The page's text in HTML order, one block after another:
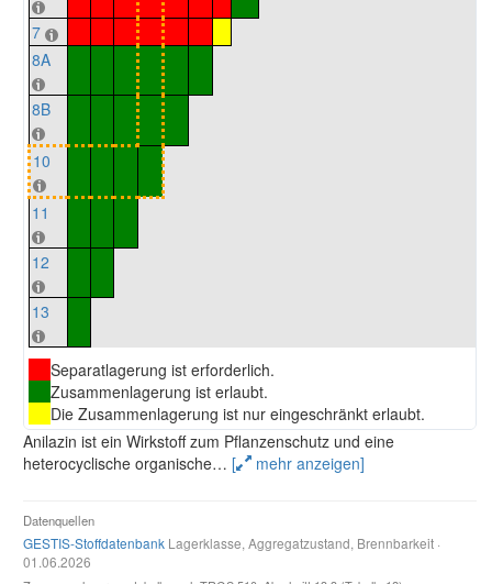
7
8A
8B
10
11
12
13
Separatlagerung ist erforderlich.
Zusammenlagerung ist erlaubt.
Die Zusammenlagerung ist nur eingeschränkt erlaubt.
Anilazin ist ein Wirkstoff zum Pflanzenschutz und eine
heterocyclische organische… [ mehr anzeigen]
Datenquellen
GESTIS-Stoffdatenbank Lagerklasse, Aggregatzustand, Brennbarkeit ·
01.06.2026